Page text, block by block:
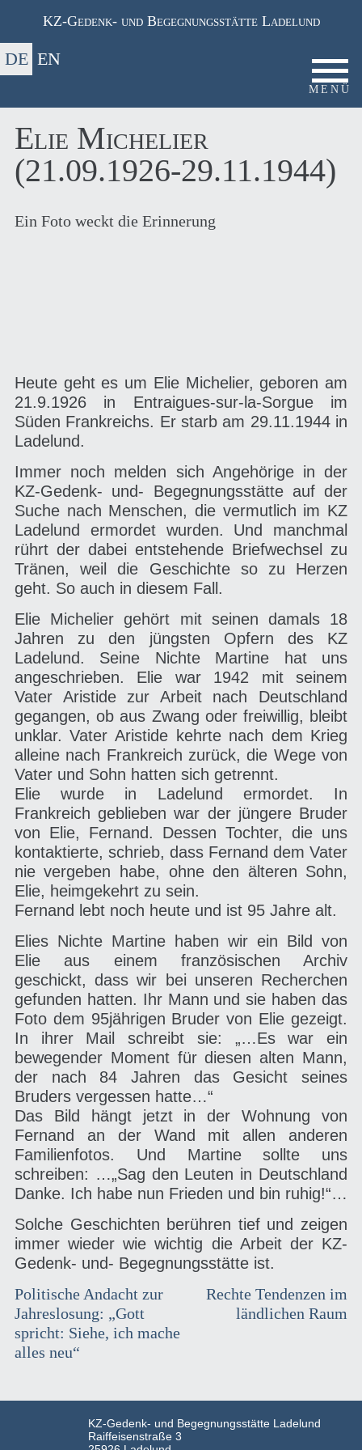
content
KZ-Gedenk- und Begegnungsstätte Ladelund
DE EN
Ihr Besuch
Öffnungszeiten und Anfahrt
Förderverein
Übersichtskarte
Audioguide
Geschichte
Weitere Hinweise und Links
Kontakt
Ausstellungskatalog
Aktuelles
Wir erinnern an
Impressum
Datenschutzerklärung
Elie Michelier
(21.09.1926-29.11.1944)
Ein Foto weckt die Erinnerung
Heute geht es um Elie Michelier, geboren am
21.9.1926 in Entraigues-sur-la-Sorgue im
Süden Frankreichs. Er starb am 29.11.1944 in
Ladelund.
Immer noch melden sich Angehörige in der
KZ-Gedenk- und- Begegnungsstätte auf der
Suche nach Menschen, die vermutlich im KZ
Ladelund ermordet wurden. Und manchmal
rührt der dabei entstehende Briefwechsel zu
Tränen, weil die Geschichte so zu Herzen
geht. So auch in diesem Fall.
Elie Michelier gehört mit seinen damals 18
Jahren zu den jüngsten Opfern des KZ
Ladelund. Seine Nichte Martine hat uns
angeschrieben. Elie war 1942 mit seinem
Vater Aristide zur Arbeit nach Deutschland
gegangen, ob aus Zwang oder freiwillig, bleibt
unklar. Vater Aristide kehrte nach dem Krieg
alleine nach Frankreich zurück, die Wege von
Vater und Sohn hatten sich getrennt.
Elie wurde in Ladelund ermordet. In
Frankreich geblieben war der jüngere Bruder
von Elie, Fernand. Dessen Tochter, die uns
kontaktierte, schrieb, dass Fernand dem Vater
nie vergeben habe, ohne den älteren Sohn,
Elie, heimgekehrt zu sein.
Fernand lebt noch heute und ist 95 Jahre alt.
Elies Nichte Martine haben wir ein Bild von
Elie aus einem französischen Archiv
geschickt, dass wir bei unseren Recherchen
gefunden hatten. Ihr Mann und sie haben das
Foto dem 95jährigen Bruder von Elie gezeigt.
In ihrer Mail schreibt sie: „…Es war ein
bewegender Moment für diesen alten Mann,
der nach 84 Jahren das Gesicht seines
Bruders vergessen hatte…“
Das Bild hängt jetzt in der Wohnung von
Fernand an der Wand mit allen anderen
Familienfotos. Und Martine sollte uns
schreiben: …„Sag den Leuten in Deutschland
Danke. Ich habe nun Frieden und bin ruhig!“…
Solche Geschichten berühren tief und zeigen
immer wieder wie wichtig die Arbeit der KZ-
Gedenk- und- Begegnungsstätte ist.
Beitragsnavigation
Politische Andacht zur
Jahreslosung: „Gott
spricht: Siehe, ich mache
alles neu“
Rechte Tendenzen im
ländlichen Raum
KZ-Gedenk- und Begegnungsstätte Ladelund
Raiffeisenstraße 3